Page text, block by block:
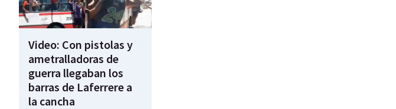
Video: Con pistolas y
ametralladoras de
guerra llegaban los
barras de Laferrere a
la cancha